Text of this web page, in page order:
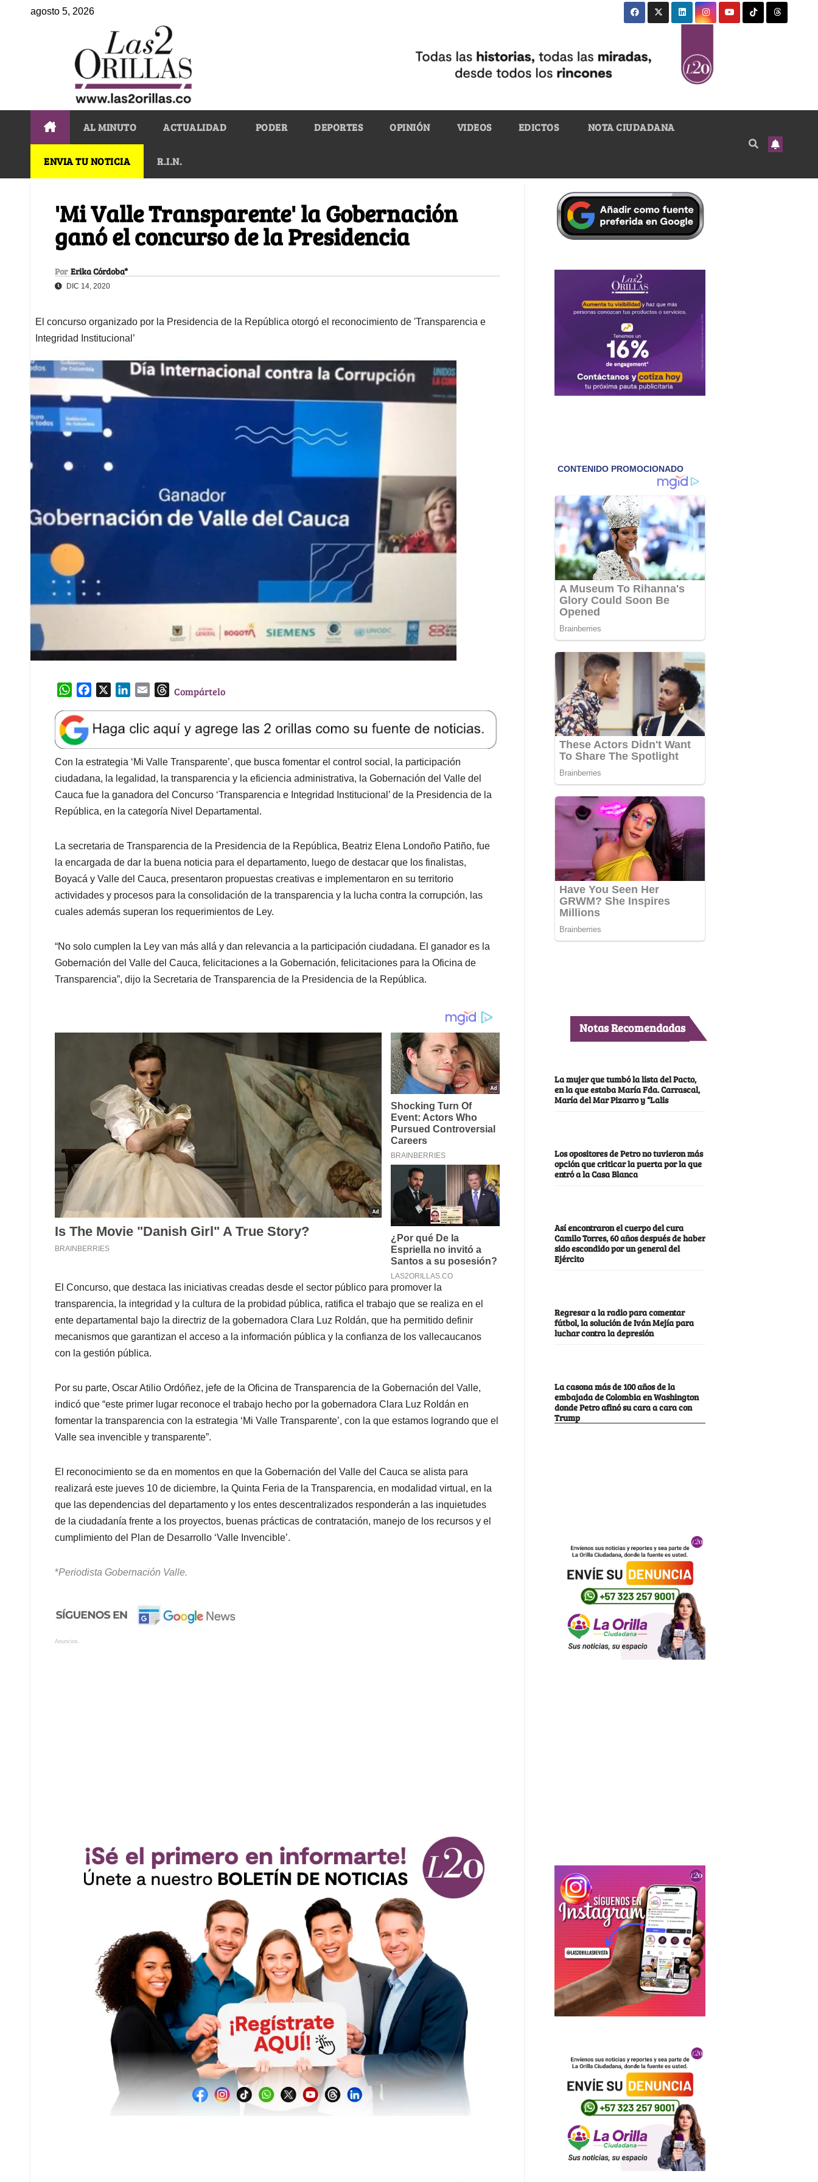
agosto 5, 2026
AL MINUTO ACTUALIDAD PODER DEPORTES OPINIÓN VIDEOS EDICTOS NOTA CIUDADANA
ENVIA TU NOTICIA R.I.N.
'Mi Valle Transparente' la Gobernación
ganó el concurso de la Presidencia
Por Erika Córdoba*
DIC 14, 2020
El concurso organizado por la Presidencia de la República otorgó el reconocimiento de 'Transparencia e
Integridad Institucional’
W
a
t
s
A
p
p
e
b
o
o
k
k
e
d
I
n
l
T
e
a
d
s
Compártelo
Con la estrategia ‘Mi Valle Transparente’, que busca fomentar el control social, la participación
ciudadana, la legalidad, la transparencia y la eficiencia administrativa, la Gobernación del Valle del
Cauca fue la ganadora del Concurso ‘Transparencia e Integridad Institucional’ de la Presidencia de la
República, en la categoría Nivel Departamental.
La secretaria de Transparencia de la Presidencia de la República, Beatriz Elena Londoño Patiño, fue
la encargada de dar la buena noticia para el departamento, luego de destacar que los finalistas,
Boyacá y Valle del Cauca, presentaron propuestas creativas e implementaron en su territorio
actividades y procesos para la consolidación de la transparencia y la lucha contra la corrupción, las
cuales además superan los requerimientos de Ley.
“No solo cumplen la Ley van más allá y dan relevancia a la participación ciudadana. El ganador es la
Gobernación del Valle del Cauca, felicitaciones a la Gobernación, felicitaciones para la Oficina de
Transparencia”, dijo la Secretaria de Transparencia de la Presidencia de la República.
El Concurso, que destaca las iniciativas creadas desde el sector público para promover la
transparencia, la integridad y la cultura de la probidad pública, ratifica el trabajo que se realiza en el
ente departamental bajo la directriz de la gobernadora Clara Luz Roldán, que ha permitido definir
mecanismos que garantizan el acceso a la información pública y la confianza de los vallecaucanos
con la gestión pública.
Por su parte, Oscar Atilio Ordóñez, jefe de la Oficina de Transparencia de la Gobernación del Valle,
indicó que “este primer lugar reconoce el trabajo hecho por la gobernadora Clara Luz Roldán en
fomentar la transparencia con la estrategia ‘Mi Valle Transparente’, con la que estamos logrando que el
Valle sea invencible y transparente”.
El reconocimiento se da en momentos en que la Gobernación del Valle del Cauca se alista para
realizará este jueves 10 de diciembre, la Quinta Feria de la Transparencia, en modalidad virtual, en la
que las dependencias del departamento y los entes descentralizados responderán a las inquietudes
de la ciudadanía frente a los proyectos, buenas prácticas de contratación, manejo de los recursos y el
cumplimiento del Plan de Desarrollo ‘Valle Invencible’.
*Periodista Gobernación Valle.
Anuncios.
Notas Recomendadas
La mujer que tumbó la lista del Pacto,
en la que estaba María Fda. Carrascal,
María del Mar Pizarro y “Lalis
Los opositores de Petro no tuvieron más
opción que criticar la puerta por la que
entró a la Casa Blanca
Así encontraron el cuerpo del cura
Camilo Torres, 60 años después de haber
sido escondido por un general del
Ejército
Regresar a la radio para comentar
fútbol, la solución de Iván Mejía para
luchar contra la depresión
La casona más de 100 años de la
embajada de Colombia en Washington
donde Petro afinó su cara a cara con
Trump